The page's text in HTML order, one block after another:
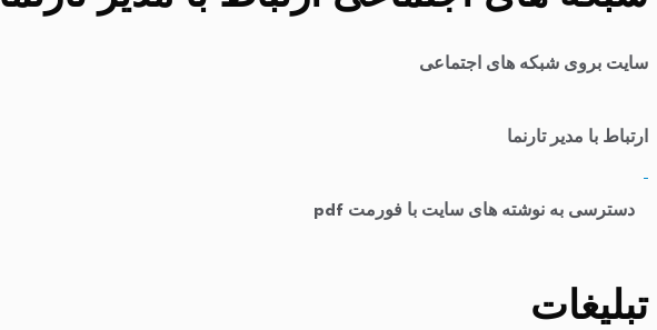
سایت بروی شبکه های اجتماعی
ارتباط با مدیر تارنما
دسترسی به نوشته های سایت با فورمت pdf
تبلیغات